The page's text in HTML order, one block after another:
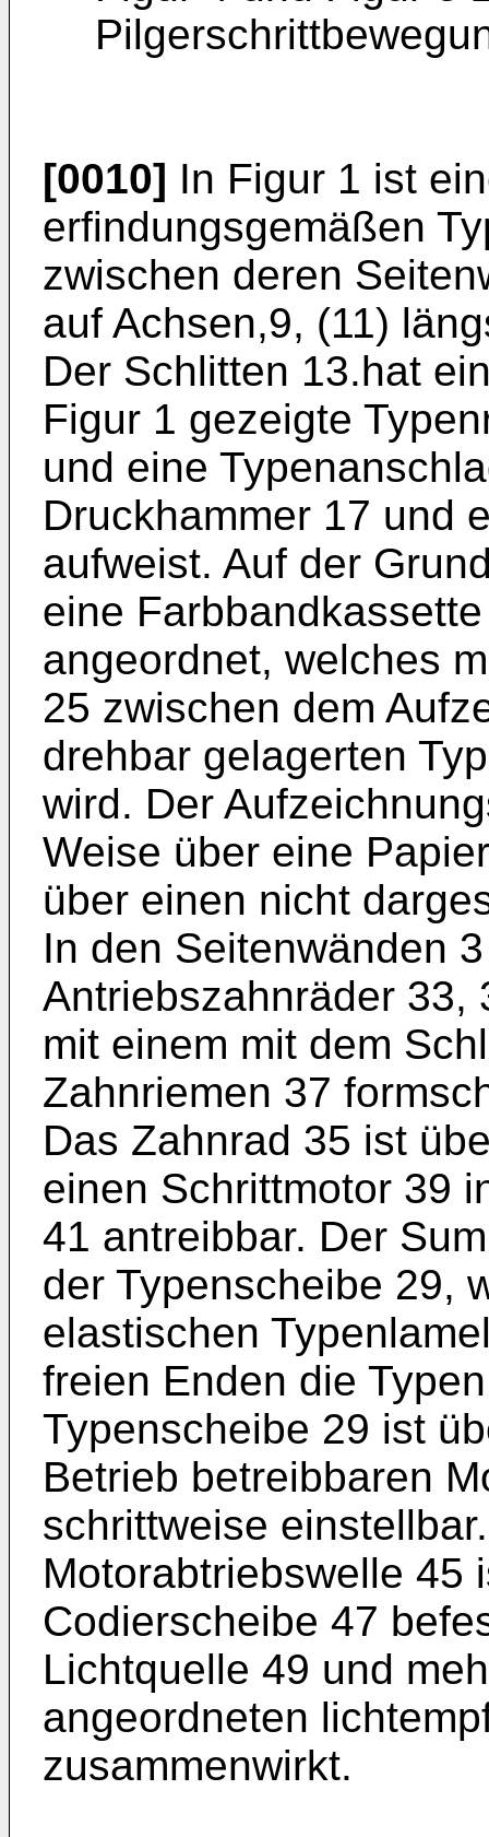
[0010] In Figur 1 ist
erfindungsgemäßen
zwischen deren
auf Achsen,9, (11)
Der Schlitten 13.hat
Figur 1 gezeigte
und eine
Druckhammer 17 und
aufweist. Auf der
eine
angeordnet, welches
25 zwischen dem
drehbar gelagerten
wird. Der
Weise über eine
über einen nicht
In den Seitenwänden
Antriebszahnräder 33,
mit einem mit dem
Zahnriemen 37
Das Zahnrad 35 ist
einen Schrittmotor 39
41 antreibbar. Der
der Typenscheibe 29,
elastischen
freien Enden die
Typenscheibe 29 ist
Betrieb betreibbaren
schrittweise
Motorabtriebswelle 45
Codierscheibe 47
Lichtquelle 49 und
angeordneten
zusammenwirkt.